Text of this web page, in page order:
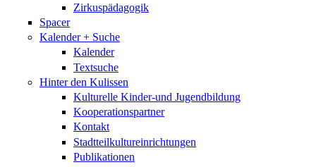
Zirkuspädagogik
Spacer
Kalender + Suche
Kalender
Textsuche
Hinter den Kulissen
Kulturelle Kinder-und Jugendbildung
Kooperationspartner
Kontakt
Stadtteilkultureinrichtungen
Publikationen